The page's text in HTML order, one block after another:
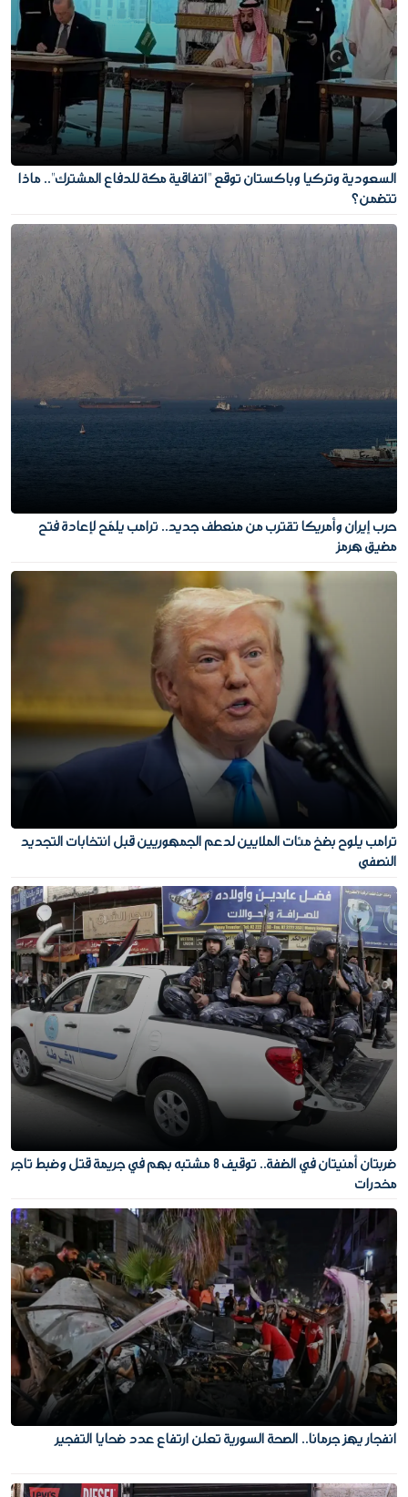
السعودية وتركيا وباكستان توقع "اتفاقية مكة للدفاع المشترك".. ماذا
تتضمن؟
حرب إيران وأمريكا تقترب من منعطف جديد.. ترامب يلمّح لإعادة فتح
مضيق هرمز
ترامب يلوح بضخ مئات الملايين لدعم الجمهوريين قبل انتخابات التجديد
النصفي
ضربتان أمنيتان في الضفة.. توقيف 8 مشتبه بهم في جريمة قتل وضبط تاجر
مخدرات
انفجار يهز جرمانا.. الصحة السورية تعلن ارتفاع عدد ضحايا التفجير